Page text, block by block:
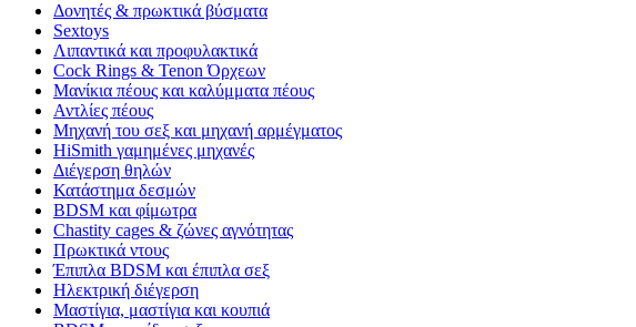
Δονητές & πρωκτικά βύσματα
Sextoys
Λιπαντικά και προφυλακτικά
Cock Rings & Tenon Όρχεων
Μανίκια πέους και καλύμματα πέους
Αντλίες πέους
Μηχανή του σεξ και μηχανή αρμέγματος
HiSmith γαμημένες μηχανές
Διέγερση θηλών
Κατάστημα δεσμών
BDSM και φίμωτρα
Chastity cages & ζώνες αγνότητας
Πρωκτικά ντους
Έπιπλα BDSM και έπιπλα σεξ
Ηλεκτρική διέγερση
Μαστίγια, μαστίγια και κουπιά